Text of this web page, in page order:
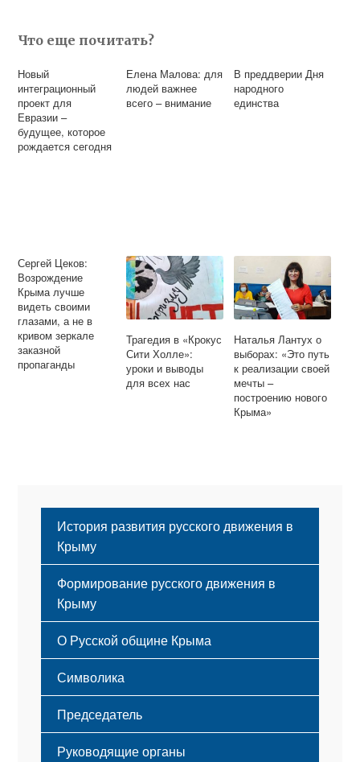
Что еще почитать?
Новый
интеграционный
проект для
Евразии –
будущее, которое
рождается сегодня
Елена Малова: для
людей важнее
всего – внимание
В преддверии Дня
народного
единства
Сергей Цеков:
Возрождение
Крыма лучше
видеть своими
глазами, а не в
кривом зеркале
заказной
пропаганды
Трагедия в «Крокус
Сити Холле»:
уроки и выводы
для всех нас
Наталья Лантух о
выборах: «Это путь
к реализации своей
мечты –
построению нового
Крыма»
История развития русского движения в
Крыму
Формирование русского движения в
Крыму
Русский Крым
О Русской общине Крыма
Этапы становления
Принципы деятельности
Структура
Мероприятия
Символика
Флаг
Герб
Гимн
Председатель
Руководящие органы